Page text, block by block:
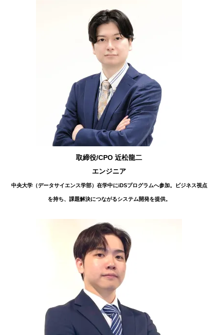
取締役/CPO 近松龍二
エンジニア
中央大学（データサイエンス学部）在学中にiDSプログラムへ参加。ビジネス視点
を持ち、課題解決につながるシステム開発を提供。